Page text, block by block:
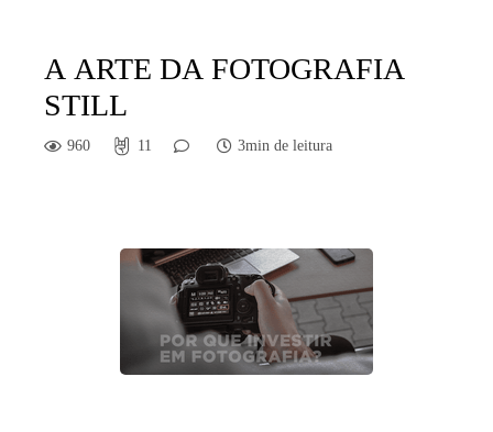
A ARTE DA FOTOGRAFIA
STILL
960 11 3min de leitura